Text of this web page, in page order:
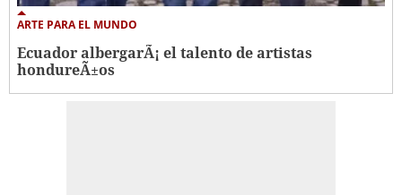
ARTE PARA EL MUNDO
Ecuador albergarÃ¡ el talento de artistas
hondureÃ±os